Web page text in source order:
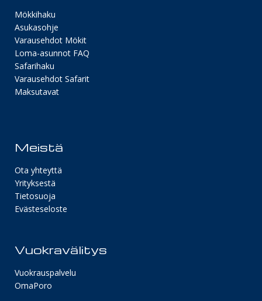
Mökkihaku
Asukasohje
Varausehdot Mökit
Loma-asunnot FAQ
Safarihaku
Varausehdot Safarit
Maksutavat
Meistä
Ota yhteyttä
Yrityksestä
Tietosuoja
Evästeseloste
Vuokravälitys
Vuokrauspalvelu
OmaPoro